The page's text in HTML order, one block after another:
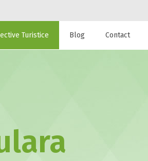
Turistice Blog Contact